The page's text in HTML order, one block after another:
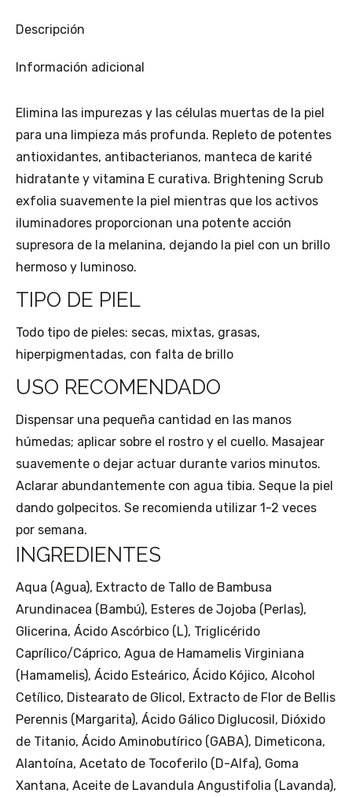
Descripción
Información adicional
Elimina las impurezas y las células muertas de la piel
para una limpieza más profunda. Repleto de potentes
antioxidantes, antibacterianos, manteca de karité
hidratante y vitamina E curativa. Brightening Scrub
exfolia suavemente la piel mientras que los activos
iluminadores proporcionan una potente acción
supresora de la melanina, dejando la piel con un brillo
hermoso y luminoso.
TIPO DE PIEL
Todo tipo de pieles: secas, mixtas, grasas,
hiperpigmentadas, con falta de brillo
USO RECOMENDADO
Dispensar una pequeña cantidad en las manos
húmedas; aplicar sobre el rostro y el cuello. Masajear
suavemente o dejar actuar durante varios minutos.
Aclarar abundantemente con agua tibia. Seque la piel
dando golpecitos. Se recomienda utilizar 1-2 veces
por semana.
INGREDIENTES
Aqua (Agua), Extracto de Tallo de Bambusa
Arundinacea (Bambú), Esteres de Jojoba (Perlas),
Glicerina, Ácido Ascórbico (L), Triglicérido
Caprílico/Cáprico, Agua de Hamamelis Virginiana
(Hamamelis), Ácido Esteárico, Ácido Kójico, Alcohol
Cetílico, Distearato de Glicol, Extracto de Flor de Bellis
Perennis (Margarita), Ácido Gálico Diglucosil, Dióxido
de Titanio, Ácido Aminobutírico (GABA), Dimeticona,
Alantoína, Acetato de Tocoferilo (D-Alfa), Goma
Xantana, Aceite de Lavandula Angustifolia (Lavanda),